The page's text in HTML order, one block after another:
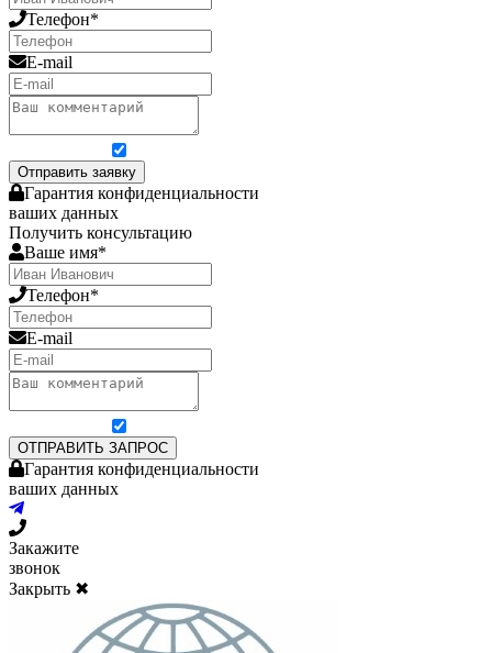
Телефон*
E-mail
Отправить заявку
Гарантия конфиденциальности
ваших данных
Получить консультацию
Ваше имя*
Телефон*
E-mail
ОТПРАВИТЬ ЗАПРОС
Гарантия конфиденциальности
ваших данных
Закажите
звонок
Закрыть ✖